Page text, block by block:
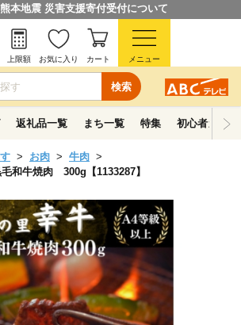
本地震 災害支援寄付受付について
検索
上限額 お気に入り カート メニュー
返礼品一覧 まち一覧 特集 初心者ガイド
お肉
牛肉
和牛焼肉 300g【1133287】